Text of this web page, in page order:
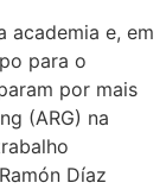
academia e, em
para o
por mais
(ARG) na
Díaz